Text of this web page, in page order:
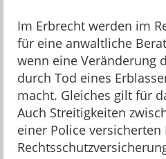
Im Erbrecht werden im
für eine anwaltliche
wenn eine Veränderung
durch Tod eines
macht. Gleiches gilt für
Auch Streitigkeiten
einer Police